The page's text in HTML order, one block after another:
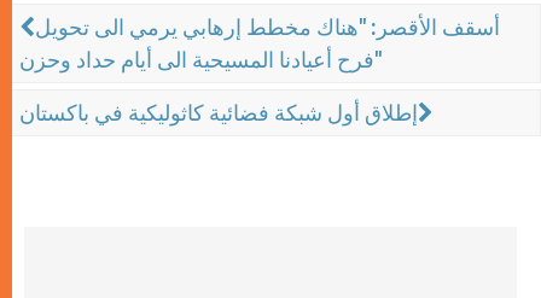
أسقف الأقصر: "هناك مخطط إرهابي يرمي الى تحويل
فرح أعيادنا المسيحية الى أيام حداد وحزن"
إطلاق أول شبكة فضائية كاثوليكية في باكستان